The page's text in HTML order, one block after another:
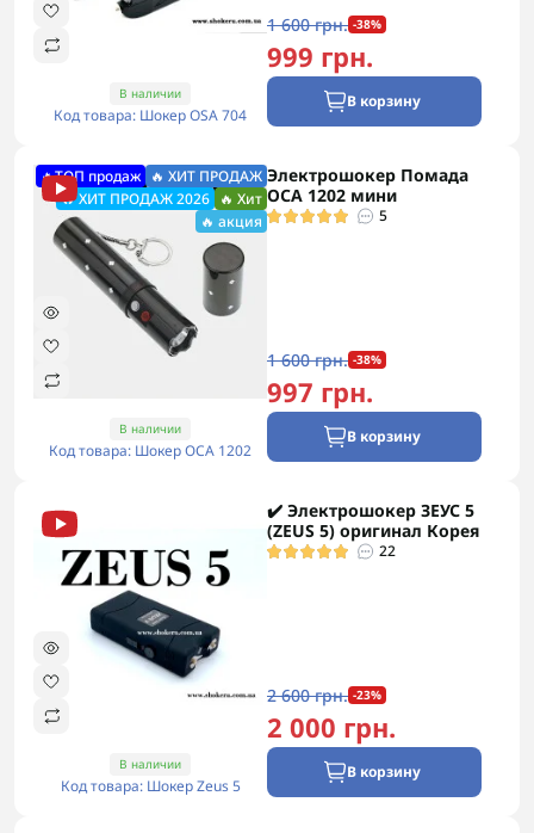
В наличии
Код товара: Шокер OSA 704
1 600 грн. -38%
999 грн.
В корзину
🔥ТОП продаж 🔥 ХИТ ПРОДАЖ
🔥 ХИТ ПРОДАЖ 2026 🔥 Хит
🔥 акция
В наличии
Код товара: Шокер ОСА 1202
Электрошокер Помада
ОСА 1202 мини
5
1 600 грн. -38%
997 грн.
В корзину
В наличии
Код товара: Шокер Zeus 5
✔️ Электрошокер ЗЕУС 5
(ZEUS 5) оригинал Корея
22
2 600 грн. -23%
2 000 грн.
В корзину